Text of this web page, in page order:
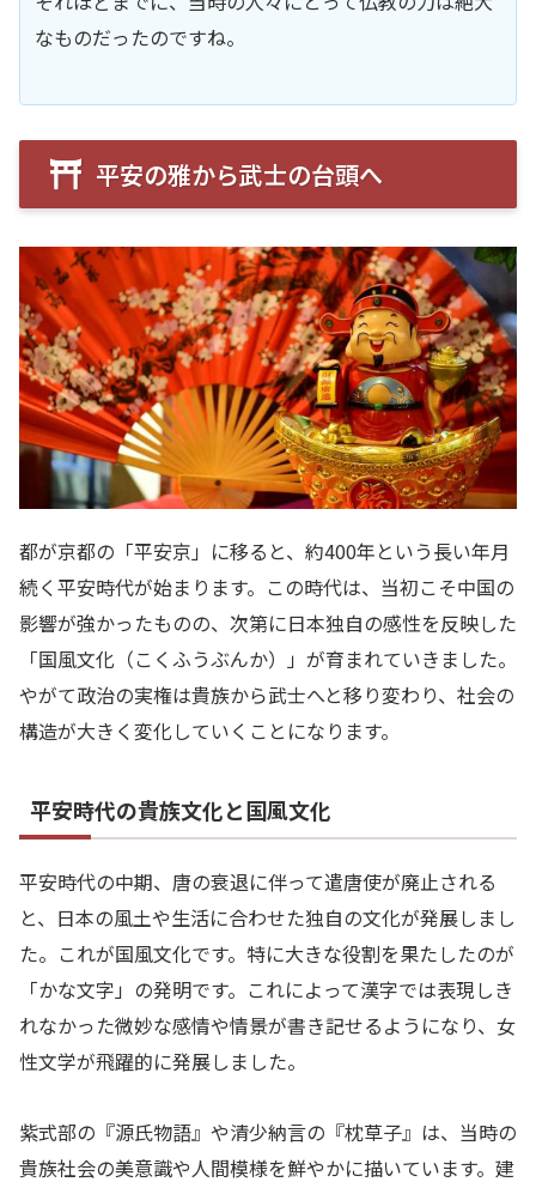
なものだったのですね。
平安の雅から武士の台頭へ
都が京都の「平安京」に移ると、約400年という長い年月
続く平安時代が始まります。この時代は、当初こそ中国の
影響が強かったものの、次第に日本独自の感性を反映した
「国風文化（こくふうぶんか）」が育まれていきました。
やがて政治の実権は貴族から武士へと移り変わり、社会の
構造が大きく変化していくことになります。
平安時代の貴族文化と国風文化
平安時代の中期、唐の衰退に伴って遣唐使が廃止される
と、日本の風土や生活に合わせた独自の文化が発展しまし
た。これが国風文化です。特に大きな役割を果たしたのが
「かな文字」の発明です。これによって漢字では表現しき
れなかった微妙な感情や情景が書き記せるようになり、女
性文学が飛躍的に発展しました。
紫式部の『源氏物語』や清少納言の『枕草子』は、当時の
貴族社会の美意識や人間模様を鮮やかに描いています。建